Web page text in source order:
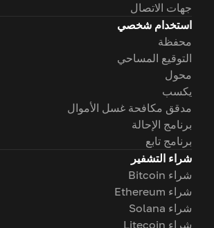
جهات الاتصال
استخدام شخصي
محفظة
التوقيع المساحي
محول
يكسب
مدقق مكافحة غسل الأموال
برنامج الإحالة
برنامج تابع
شراء التشفير
شراء Bitcoin
شراء Ethereum
شراء Solana
شراء Litecoin